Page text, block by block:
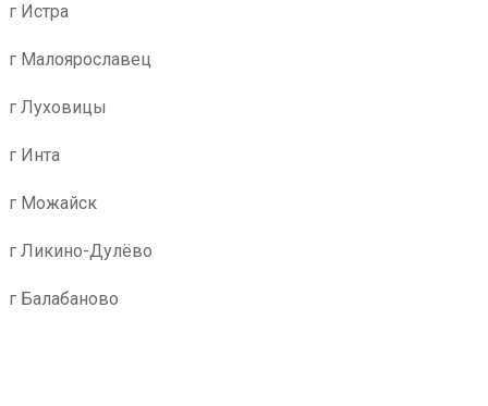
г Истра
г Малоярославец
г Луховицы
г Инта
г Можайск
г Ликино-Дулёво
г Балабаново